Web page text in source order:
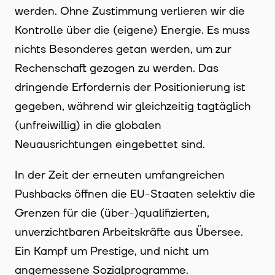
werden. Ohne Zustimmung verlieren wir die
Kontrolle über die (eigene) Energie. Es muss
nichts Besonderes getan werden, um zur
Rechenschaft gezogen zu werden. Das
dringende Erfordernis der Positionierung ist
gegeben, während wir gleichzeitig tagtäglich
(unfreiwillig) in die globalen
Neuausrichtungen eingebettet sind.
In der Zeit der erneuten umfangreichen
Pushbacks öffnen die EU-Staaten selektiv die
Grenzen für die (über-)qualifizierten,
unverzichtbaren Arbeitskräfte aus Übersee.
Ein Kampf um Prestige, und nicht um
angemessene Sozialprogramme.